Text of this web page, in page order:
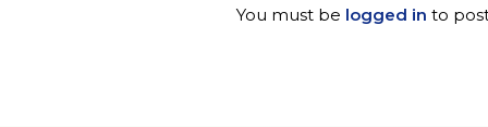
You must be logged in to